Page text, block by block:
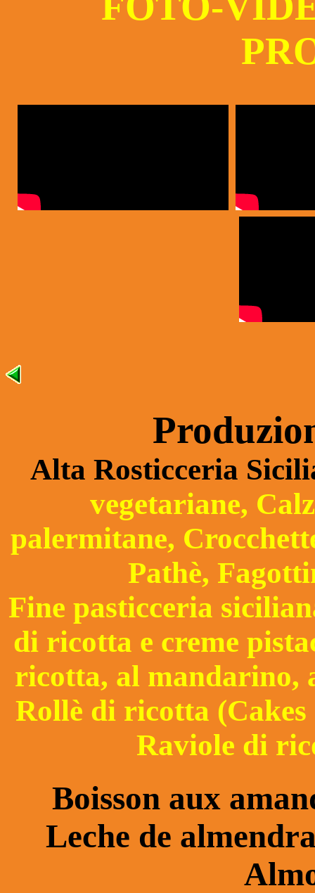
Alta Rosticceria
vegetariane,
palermitane,
Pathè,
Fine pasticceria
di ricotta e creme
ricotta, al mandarino,
Rollè di ricotta
Raviole di
Boisson aux
Leche de